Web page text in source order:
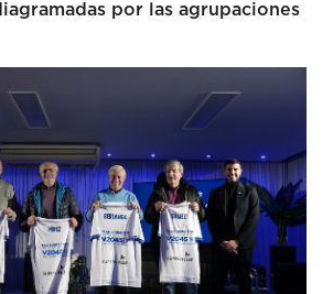
por las agrupaciones